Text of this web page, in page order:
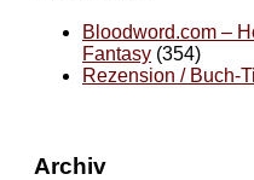
Bloodword.com –
Fantasy (354)
Rezension / Buch-
Archiv